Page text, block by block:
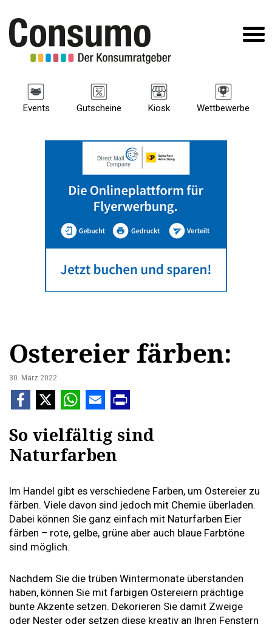
Events Gutscheine Kiosk Wettbewerbe
Ostereier färben:
30. März 2022
So vielfältig sind
Naturfarben
Im Handel gibt es verschiedene Farben, um Ostereier zu
färben. Viele davon sind jedoch mit Chemie überladen.
Dabei können Sie ganz einfach mit Naturfarben Eier
färben – rote, gelbe, grüne aber auch blaue Farbtöne
sind möglich.
Nachdem Sie die trüben Wintermonate überstanden
haben, können Sie mit farbigen Ostereiern prächtige
bunte Akzente setzen. Dekorieren Sie damit Zweige
oder Nester oder setzen diese kreativ an Ihren Fenstern